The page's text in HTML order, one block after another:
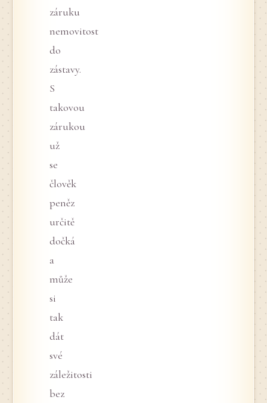
záruku
nemovitost
do
zástavy.
S
takovou
zárukou
už
se
člověk
peněz
určitě
dočká
a
může
si
tak
dát
své
záležitosti
bez